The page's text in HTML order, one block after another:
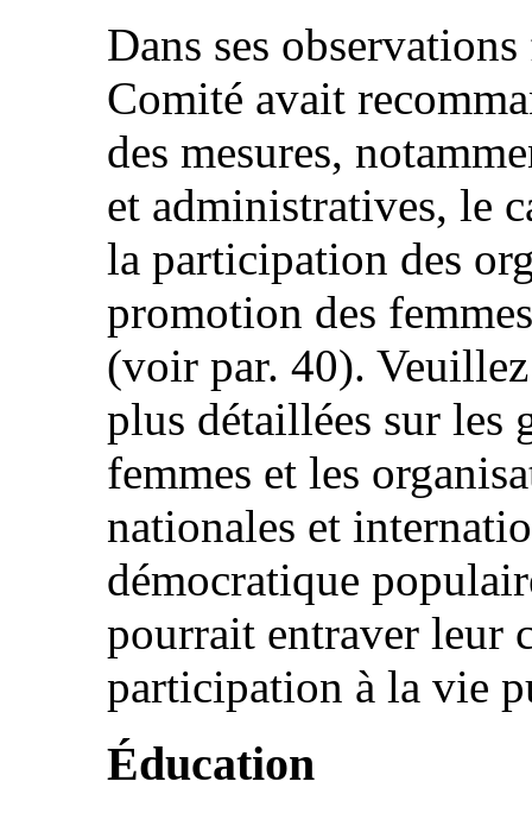
Dans ses
Comité avait
des mesures,
et administratives, le
la participation des
promotion des
(voir par. 40).
plus détaillées sur les
femmes et les
nationales et
démocratique
pourrait entraver leur
participation à la vie
Éducation